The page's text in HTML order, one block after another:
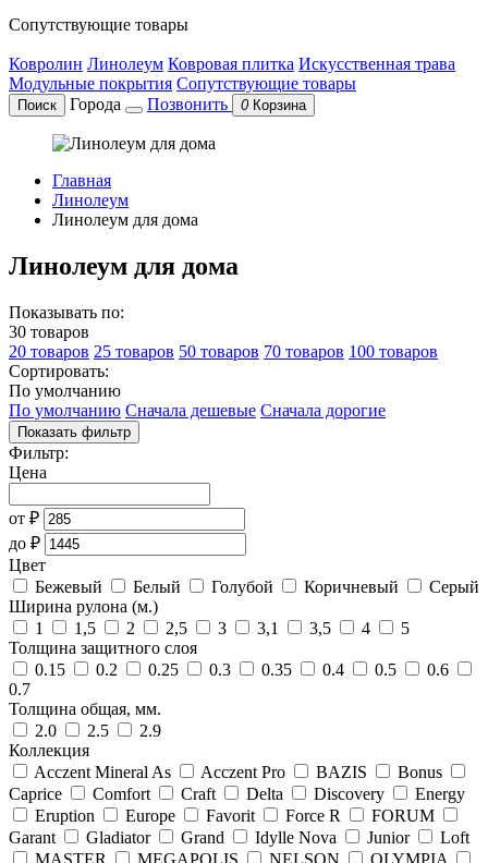
Сопутствующие товары
Ковролин Линолеум Ковровая плитка Искусственная трава
Модульные покрытия Сопутствующие товары
Поиск Города Позвонить 0 Корзина
Главная
Линолеум
Линолеум для дома
Линолеум для дома
Показывать по:
30 товаров
20 товаров 25 товаров 50 товаров 70 товаров 100 товаров
Сортировать:
По умолчанию
По умолчанию Сначала дешевые Сначала дорогие
Показать фильтр
Фильтр:
Цена
от ₽
до ₽
Цвет
Бежевый
Белый Голубой Коричневый
Серый
Ширина рулона (м.)
1
1,5 2 2,5 3 3,1 3,5 4
5
Толщина защитного слоя
0.15
0.2 0.25 0.3 0.35 0.4 0.5
0.6
0.7
Толщина общая, мм.
2.0
2.5
2.9
Коллекция
Acczent Mineral As
Acczent Pro BAZIS
Bonus
Caprice
Comfort Craft Delta Discovery
Energy
Eruption
Europe Favorit Force R
FORUM
Garant
Gladiator Grand Idylle Nova Junior
Loft
MASTER
MEGAPOLIS NELSON OLYMPIA